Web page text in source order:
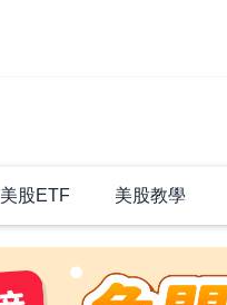
美股ETF 美股教學